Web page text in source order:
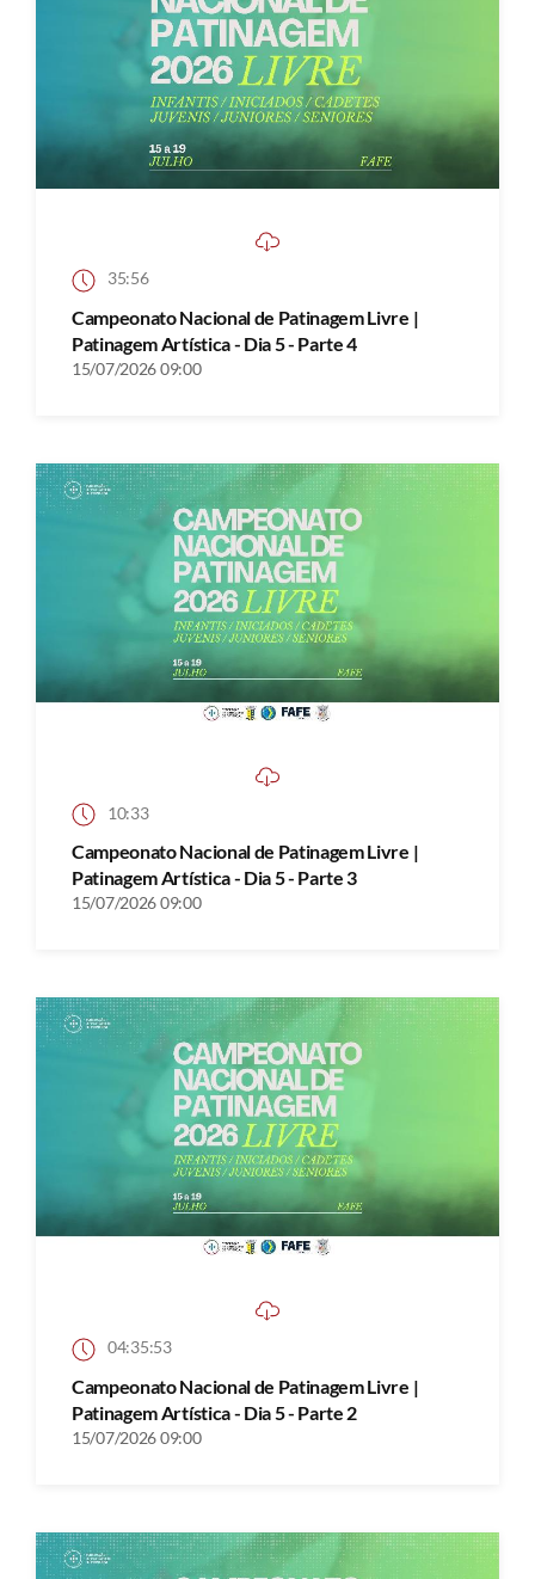
35:56
Campeonato Nacional de Patinagem Livre |
Patinagem Artística - Dia 5 - Parte 4
15/07/2026 09:00
10:33
Campeonato Nacional de Patinagem Livre |
Patinagem Artística - Dia 5 - Parte 3
15/07/2026 09:00
04:35:53
Campeonato Nacional de Patinagem Livre |
Patinagem Artística - Dia 5 - Parte 2
15/07/2026 09:00